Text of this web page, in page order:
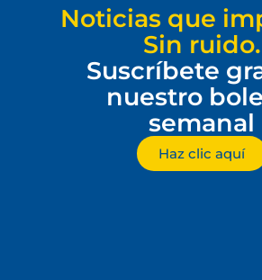
Noticias que
Sin ruido.
Suscríbete
nuestro
semanal
Haz clic aquí